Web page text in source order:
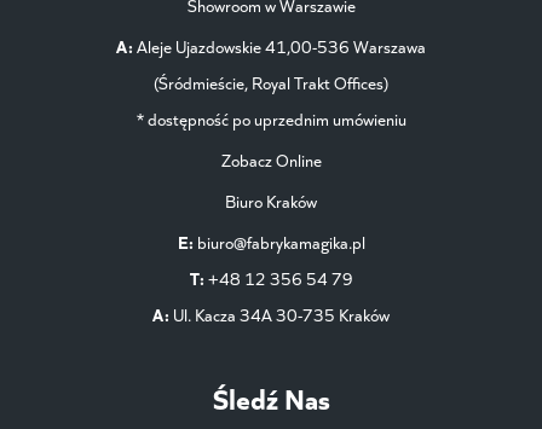
A: Aleje Ujazdowskie 41,00-536 Warszawa
(Śródmieście, Royal Trakt Offices)
* dostępność po uprzednim umówieniu
Zobacz Online
Biuro Kraków
E: biuro@fabrykamagika.pl
T: +48 12 356 54 79
A: Ul. Kacza 34A 30-735 Kraków
Śledź Nas